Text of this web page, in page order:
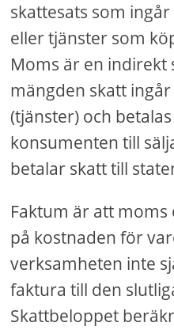
skattesats som
eller tjänster som
Moms är en indirekt
mängden skatt
(tjänster) och
konsumenten till
betalar skatt till
Faktum är att moms
på kostnaden för
verksamheten inte
faktura till den
Skattbeloppet